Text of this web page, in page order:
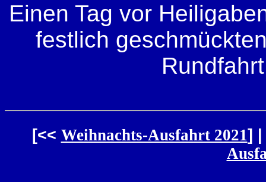
Einen Tag vor
festlich
[<< Weihnachts-Ausfahrt 2021] |